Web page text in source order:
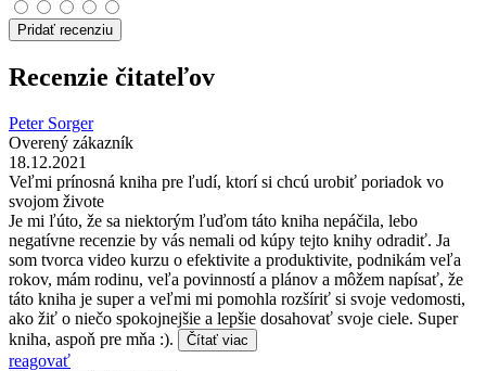
Pridať recenziu
Recenzie čitateľov
Peter Sorger
Overený zákazník
18.12.2021
Veľmi prínosná kniha pre ľudí, ktorí si chcú urobiť poriadok vo
svojom živote
Je mi ľúto, že sa niektorým ľuďom táto kniha nepáčila, lebo
negatívne recenzie by vás nemali od kúpy tejto knihy odradiť. Ja
som tvorca video kurzu o efektivite a produktivite, podnikám veľa
rokov, mám rodinu, veľa povinností a plánov a môžem napísať, že
táto kniha je super a veľmi mi pomohla rozšíriť si svoje vedomosti,
ako žiť o niečo spokojnejšie a lepšie dosahovať svoje ciele. Super
kniha, aspoň pre mňa :).
Čítať viac
reagovať